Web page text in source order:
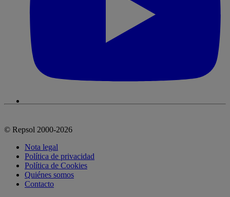
© Repsol 2000-2026
Nota legal
Política de privacidad
Política de Cookies
Quiénes somos
Contacto